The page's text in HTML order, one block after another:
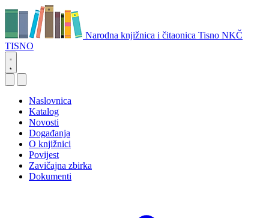
Narodna knjižnica i čitaonica Tisno NKČ
TISNO
Naslovnica
Katalog
Novosti
Događanja
O knjižnici
Povijest
Zavičajna zbirka
Dokumenti